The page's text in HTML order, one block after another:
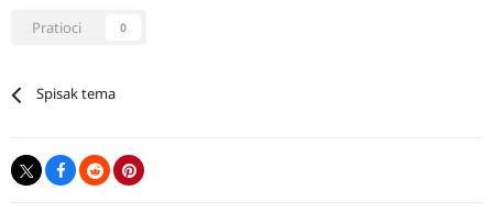
Pratioci 0
Spisak tema